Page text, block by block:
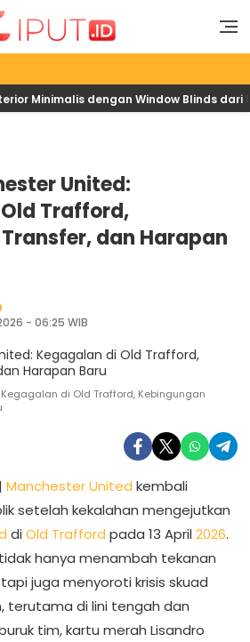
Liput
Liputan Digital
Minimalis dengan Window Blinds dari
United:
Trafford,
dan Harapan
- 06:25 WIB
di Old Trafford, Kebingungan
| Manchester United kembali
setelah kekalahan mengejutkan
di Old Trafford pada 13 April 2026.
hanya menambah tekanan
juga menyoroti krisis skuad
terutama di lini tengah dan
tim, kartu merah Lisandro